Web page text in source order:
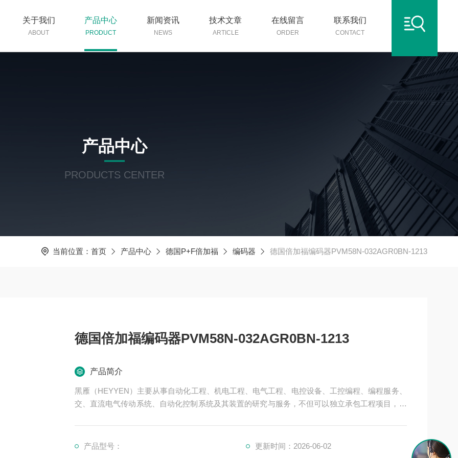
关于我们
ABOUT
产品中心
PRODUCT
新闻资讯
NEWS
技术文章
ARTICLE
在线留言
ORDER
联系我们
CONTACT
产品中心
PRODUCTS CENTER
当前位置： 首页 产品中心 德国P+F倍加福 编码器 德国倍加福编码器PVM58N-032AGR0BN-1213
德国倍加福编码器PVM58N-032AGR0BN-1213
产品简介
黑雁（HEYYEN）主要从事自动化工程、机电工程、电气工程、电控设备、工控编程、编程服务、
交、直流电气传动系统、自动化控制系统及其装置的研究与服务，不但可以独立承包工程项目，还
领域。尤其为纺织，印刷行业等生产线提供先进的电气传动系统和自动化控制
产品型号： 更新时间：2026-06-02